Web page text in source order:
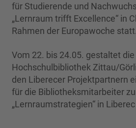
für Studierende und
„Lernraum trifft Excellence“ in
Rahmen der Europawoche statt.
Vom 22. bis 24.05. gestaltet die
Hochschulbibliothek Zittau/
den Liberecer Projektpartnern
für die Bibliotheksmitarbeiter
„Lernraumstrategien“ in